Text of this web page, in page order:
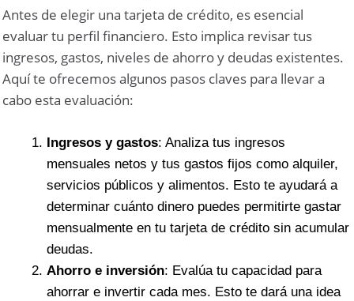
Antes de elegir una tarjeta de crédito, es esencial
evaluar tu perfil financiero. Esto implica revisar tus
ingresos, gastos, niveles de ahorro y deudas existentes.
Aquí te ofrecemos algunos pasos claves para llevar a
cabo esta evaluación:
Ingresos y gastos: Analiza tus ingresos
mensuales netos y tus gastos fijos como alquiler,
servicios públicos y alimentos. Esto te ayudará a
determinar cuánto dinero puedes permitirte gastar
mensualmente en tu tarjeta de crédito sin acumular
deudas.
Ahorro e inversión: Evalúa tu capacidad para
ahorrar e invertir cada mes. Esto te dará una idea